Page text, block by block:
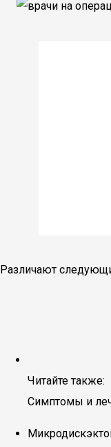
Различают
Читайте также:
Симптомы и